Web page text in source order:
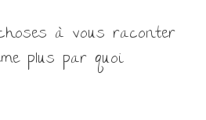
à vous raconter
plus par quoi